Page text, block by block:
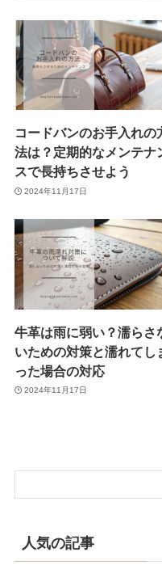
コードバンのお手入れの
法は？定期的なメンテナ
スで長持ちさせよう
2024年11月17日
牛革は雨に弱い？濡らさ
いための対策と濡れてし
った場合の対応
2024年11月17日
人気の記事